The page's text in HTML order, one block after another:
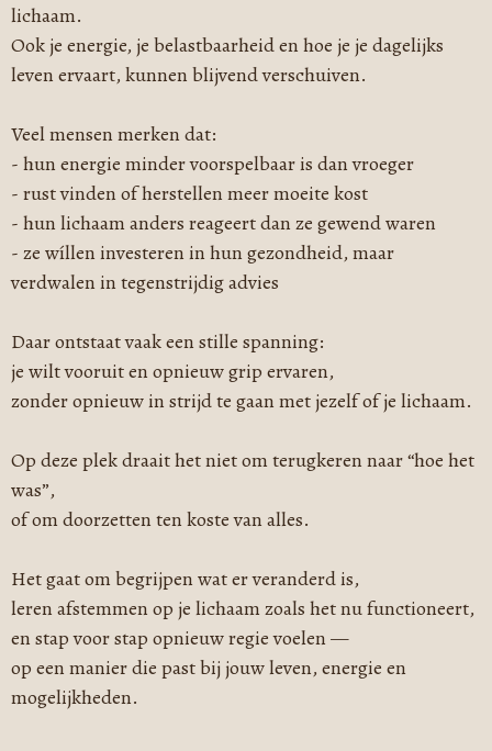
lichaam.
Ook je energie, je belastbaarheid en hoe je je dagelijks
leven ervaart, kunnen blijvend verschuiven.
Veel mensen merken dat:
- hun energie minder voorspelbaar is dan vroeger
- rust vinden of herstellen meer moeite kost
- hun lichaam anders reageert dan ze gewend waren
- ze wíllen investeren in hun gezondheid, maar
verdwalen in tegenstrijdig advies
Daar ontstaat vaak een stille spanning:
je wilt vooruit en opnieuw grip ervaren,
zonder opnieuw in strijd te gaan met jezelf of je lichaam.
Op deze plek draait het niet om terugkeren naar “hoe het
was”,
of om doorzetten ten koste van alles.
Het gaat om begrijpen wat er veranderd is,
leren afstemmen op je lichaam zoals het nu functioneert,
en stap voor stap opnieuw regie voelen —
op een manier die past bij jouw leven, energie en
mogelijkheden.